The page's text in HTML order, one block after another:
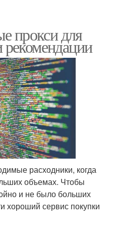
прокси для
рекомендации
расходники, когда
объемах. Чтобы
и не было больших
хороший сервис покупки